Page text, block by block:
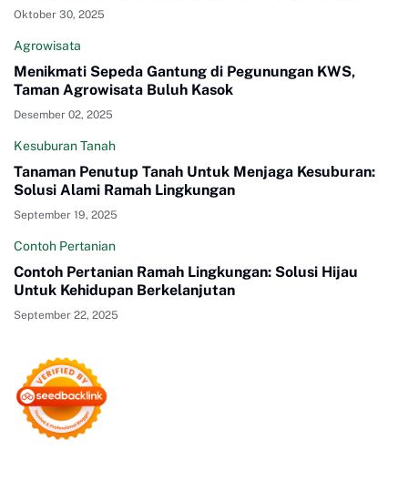
Oktober 30, 2025
Agrowisata
Menikmati Sepeda Gantung di Pegunungan KWS,
Taman Agrowisata Buluh Kasok
Desember 02, 2025
Kesuburan Tanah
Tanaman Penutup Tanah Untuk Menjaga Kesuburan:
Solusi Alami Ramah Lingkungan
September 19, 2025
Contoh Pertanian
Contoh Pertanian Ramah Lingkungan: Solusi Hijau
Untuk Kehidupan Berkelanjutan
September 22, 2025